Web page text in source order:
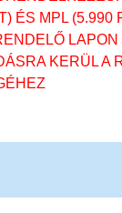
ÉS MPL (5.990
KERÜL A